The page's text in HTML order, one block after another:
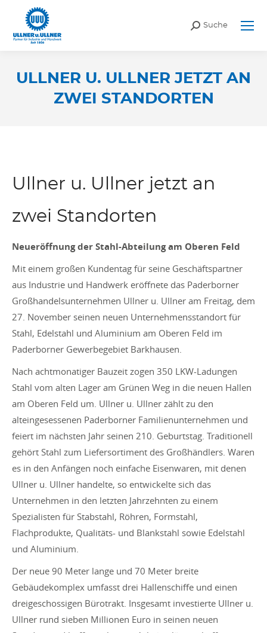
Search:
Suche
ULLNER U. ULLNER JETZT AN
ZWEI STANDORTEN
Ullner u. Ullner jetzt an
zwei Standorten
Neueröffnung der Stahl-Abteilung am Oberen Feld
Mit einem großen Kundentag für seine Geschäftspartner
aus Industrie und Handwerk eröffnete das Paderborner
Großhandelsunternehmen Ullner u. Ullner am Freitag, dem
27. November seinen neuen Unternehmensstandort für
Stahl, Edelstahl und Aluminium am Oberen Feld im
Paderborner Gewerbegebiet Barkhausen.
Nach achtmonatiger Bauzeit zogen 350 LKW-Ladungen
Stahl vom alten Lager am Grünen Weg in die neuen Hallen
am Oberen Feld um. Ullner u. Ullner zählt zu den
alteingesessenen Paderborner Familienunternehmen und
feiert im nächsten Jahr seinen 210. Geburtstag. Traditionell
gehört Stahl zum Liefersortiment des Großhändlers. Waren
es in den Anfängen noch einfache Eisenwaren, mit denen
Ullner u. Ullner handelte, so entwickelte sich das
Unternehmen in den letzten Jahrzehnten zu einem
Spezialisten für Stabstahl, Röhren, Formstahl,
Flachprodukte, Qualitäts- und Blankstahl sowie Edelstahl
und Aluminium.
Der neue 90 Meter lange und 70 Meter breite
Gebäudekomplex umfasst drei Hallenschiffe und einen
dreigeschossigen Bürotrakt. Insgesamt investierte Ullner u.
Ullner rund sieben Millionen Euro in seinen neuen